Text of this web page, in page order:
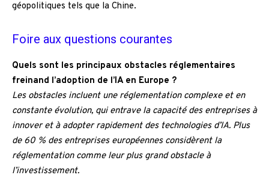
géopolitiques tels que la Chine.
Foire aux questions courantes
Quels sont les principaux obstacles réglementaires
freinand l’adoption de l’IA en Europe ?
Les obstacles incluent une réglementation complexe et en
constante évolution, qui entrave la capacité des entreprises à
innover et à adopter rapidement des technologies d’IA. Plus
de 60 % des entreprises européennes considèrent la
réglementation comme leur plus grand obstacle à
l’investissement.